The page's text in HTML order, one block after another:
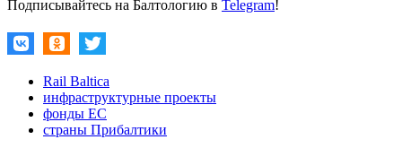
Подписывайтесь на Балтологию в Telegram!
Rail Baltica
инфраструктурные проекты
фонды ЕС
страны Прибалтики